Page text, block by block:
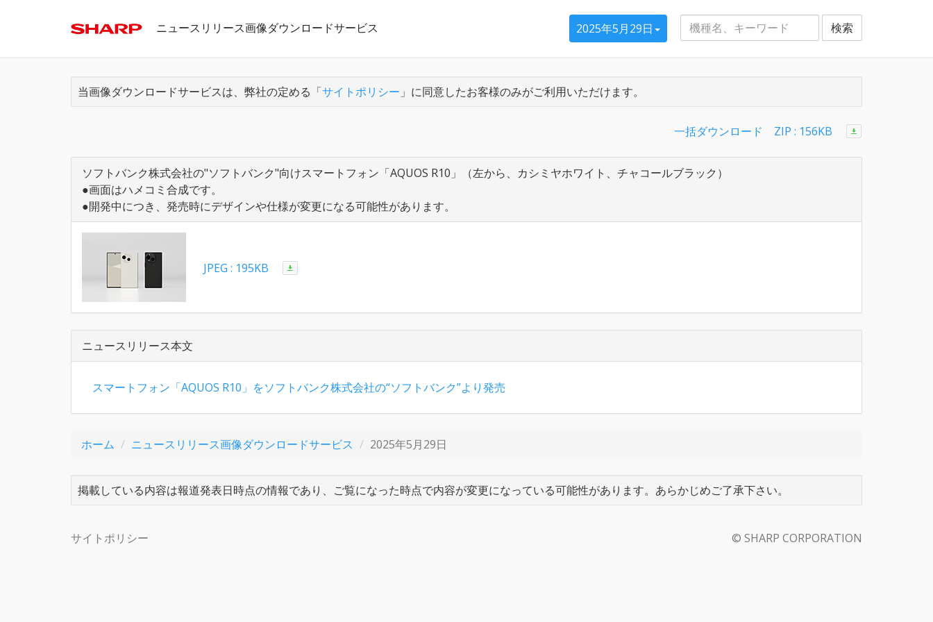
ニュースリリース画像ダウンロードサービス 検索
2025年5月29日
当画像ダウンロードサービスは、弊社の定める「サイトポリシー 」に同意したお客様のみがご利用いただけます。
一括ダウンロード ZIP : 156KB
ソフトバンク株式会社の"ソフトバンク"向けスマートフォン「AQUOS R10」（左から、カシミヤホワイト、チャコールブラック）
●画面はハメコミ合成です。
●開発中につき、発売時にデザインや仕様が変更になる可能性があります。
JPEG : 195KB
ニュースリリース本文
スマートフォン「AQUOS R10」をソフトバンク株式会社の“ソフトバンク”より発売
ホーム ニュースリリース画像ダウンロードサービス 2025年5月29日
掲載している内容は報道発表日時点の情報であり、ご覧になった時点で内容が変更になっている可能性があります。あらかじめご了承下さい。
サイトポリシー © SHARP CORPORATION